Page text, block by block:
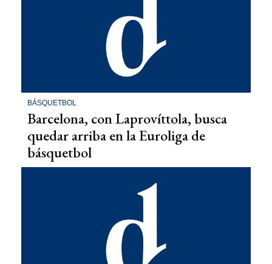
BÁSQUETBOL
Barcelona, con Laprovíttola, busca
quedar arriba en la Euroliga de
básquetbol